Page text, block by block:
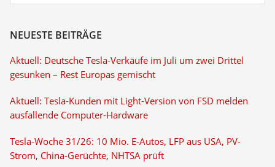
NEUESTE BEITRÄGE
Aktuell: Deutsche Tesla-Verkäufe im Juli um zwei Drittel
gesunken – Rest Europas gemischt
Aktuell: Tesla-Kunden mit Light-Version von FSD melden
ausfallende Computer-Hardware
Tesla-Woche 31/26: 10 Mio. E-Autos, LFP aus USA, PV-
Strom, China-Gerüchte, NHTSA prüft